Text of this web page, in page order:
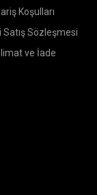
Koşulları
Satış Sözleşmesi
ve İade